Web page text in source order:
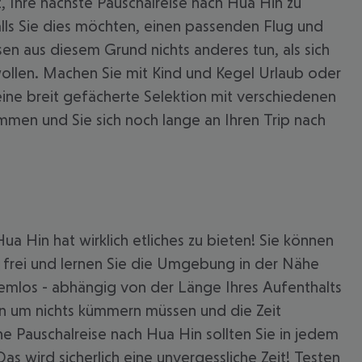
Sie dies möchten, einen passenden Flug und
aus diesem Grund nichts anderes tun, als sich
Machen Sie mit Kind und Kegel Urlaub oder
breit gefächerte Selektion mit verschiedenen
und Sie sich noch lange an Ihren Trip nach
Hin hat wirklich etliches zu bieten! Sie können
und lernen Sie die Umgebung in der Nähe
- abhängig von der Länge Ihres Aufenthalts
nichts kümmern müssen und die Zeit
nach Hua Hin sollten Sie in jedem
wird sicherlich eine unvergessliche Zeit! Testen